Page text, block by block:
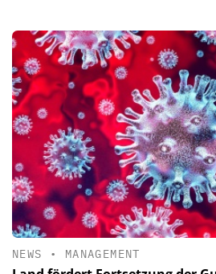
NEWS • MANAGEMENT